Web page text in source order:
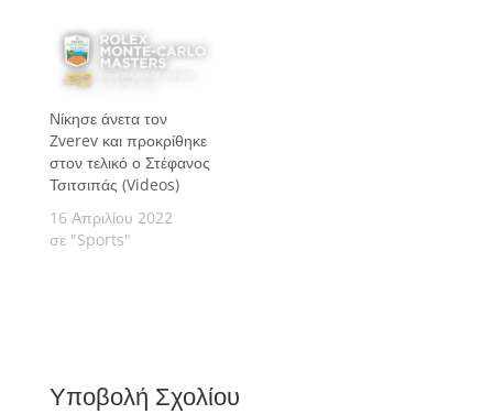
στα ημιτελικά του
Queen's Club
Championships.
Νίκησε άνετα τον
Zverev και προκρίθηκε
στον τελικό ο Στέφανος
Τσιτσιπάς (Videos)
16 Απριλίου 2022
σε "Sports"
Υποβολή Σχολίου